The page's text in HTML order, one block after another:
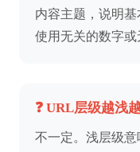
内容主题，说明
使用无关的数字或
❓ URL层级越浅
不一定。浅层级